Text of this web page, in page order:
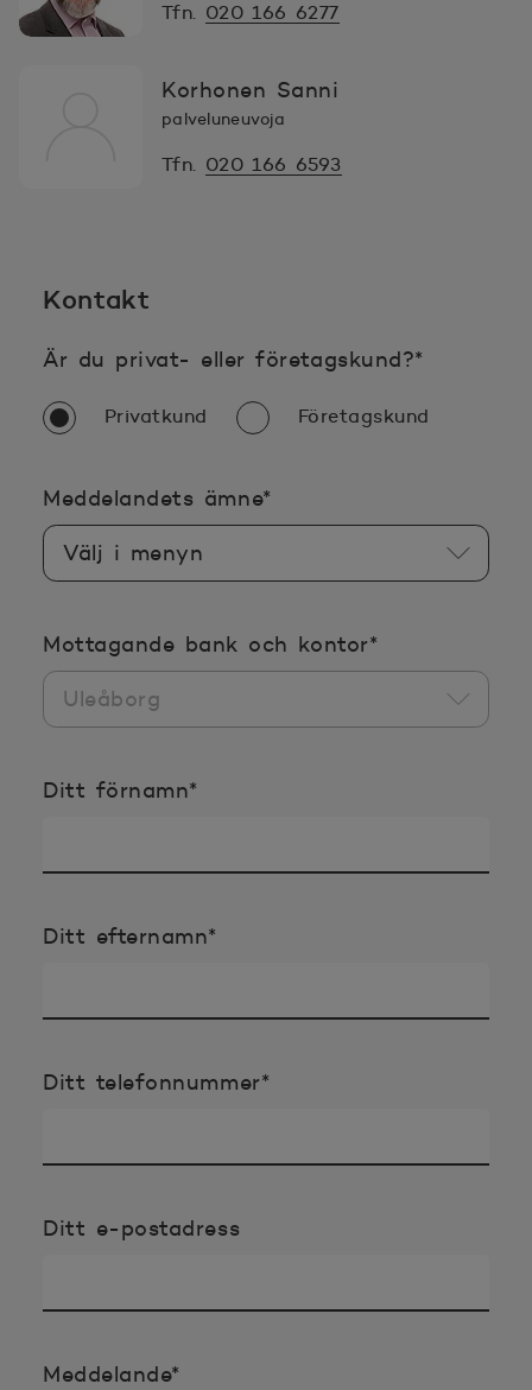
Tfn. 020 166 6277
Korhonen Sanni
palveluneuvoja
Tfn. 020 166 6593
Kontakt
Är du privat- eller företagskund?*
Privatkund Företagskund
Meddelandets ämne*
Mottagande bank och kontor*
Ditt förnamn*
Ditt efternamn*
Ditt telefonnummer*
Ditt e-postadress
Meddelande*